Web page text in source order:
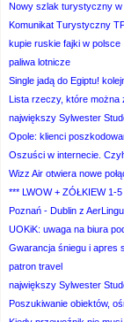
Nowy szlak turystyczny
Komunikat Turystyczny
kupie ruskie fajki w polsce
paliwa lotnicze
Single jadą do Egiptu!
Lista rzeczy, które można
największy Sylwester
Opole: klienci
Oszuści w internecie.
Wizz Air otwiera nowe
*** LWOW + ZÓŁKIEW 1-
Poznań - Dublin z
UOKiK: uwaga na biura
Gwarancja śniegu i apres
patron travel
największy Sylwester
Poszukiwanie obiektów,